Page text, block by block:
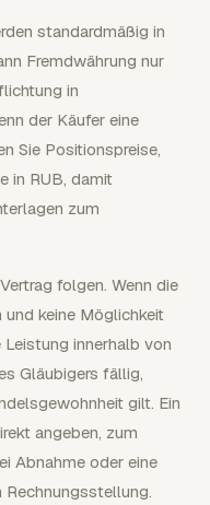
standardmäßig in
Fremdwährung nur
in
der Käufer eine
Sie Positionspreise,
in RUB, damit
zum
folgen. Wenn die
keine Möglichkeit
innerhalb von
Gläubigers fällig,
gilt. Ein
angeben, zum
Abnahme oder eine